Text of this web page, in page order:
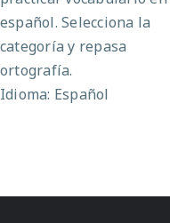
español. Selecciona la
categoría y repasa
ortografía.
Idioma: Español